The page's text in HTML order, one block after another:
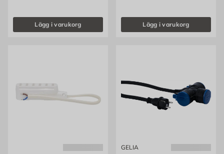
Lägg i varukorg Lägg i varukorg
GELIA